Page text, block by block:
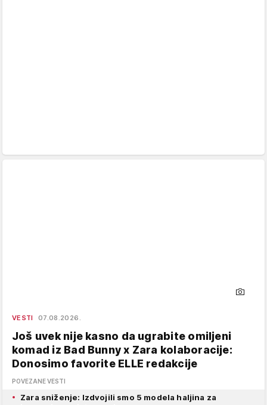
VESTI 07.08.2026.
Još uvek nije kasno da ugrabite omiljeni
komad iz Bad Bunny x Zara kolaboracije:
Donosimo favorite ELLE redakcije
POVEZANE VESTI
Zara sniženje: Izdvojili smo 5 modela haljina za